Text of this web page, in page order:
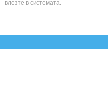
влезте в системата.